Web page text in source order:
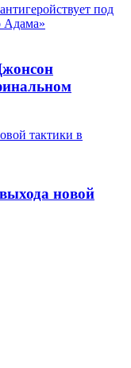
под
Адама»
тактики в
новой